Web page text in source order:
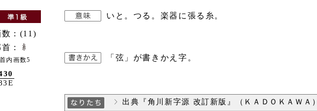
数：(11)
：
内画数5
いと。つる。楽器に張る糸。
「弦」が書きかえ字。
出典『角川新字源 改訂新版』（ＫＡＤＯＫＡＷＡ）